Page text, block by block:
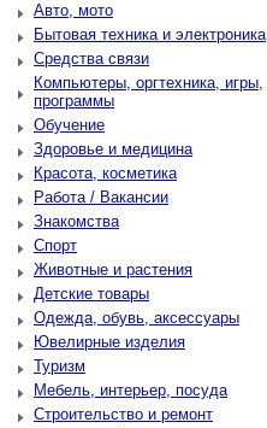
Авто, мото
Бытовая техника и электроника
Средства связи
Компьютеры, оргтехника, игры,
программы
Обучение
Здоровье и медицина
Красота, косметика
Работа / Вакансии
Знакомства
Спорт
Животные и растения
Детские товары
Одежда, обувь, аксессуары
Ювелирные изделия
Туризм
Мебель, интерьер, посуда
Строительство и ремонт